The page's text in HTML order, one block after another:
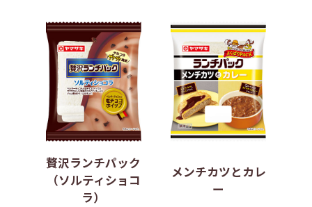
贅沢ランチパック
（ソルティショコ
ラ）
メンチカツとカレ
ー